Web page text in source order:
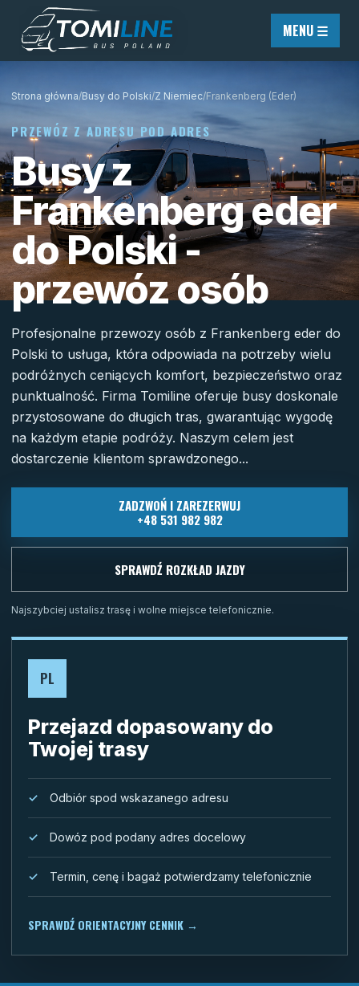
Przejdź do treści
MENU ☰
Strona główna/Busy do Polski/Z Niemiec/Frankenberg (Eder)
PRZEWÓZ Z ADRESU POD ADRES
Busy z
Frankenberg eder
do Polski -
przewóz osób
Profesjonalne przewozy osób z Frankenberg eder do
Polski to usługa, która odpowiada na potrzeby wielu
podróżnych ceniących komfort, bezpieczeństwo oraz
punktualność. Firma Tomiline oferuje busy doskonale
przystosowane do długich tras, gwarantując wygodę
na każdym etapie podróży. Naszym celem jest
dostarczenie klientom sprawdzonego...
ZADZWOŃ I ZAREZERWUJ
+48 531 982 982
SPRAWDŹ ROZKŁAD JAZDY
Najszybciej ustalisz trasę i wolne miejsce telefonicznie.
PL
Przejazd dopasowany do
Twojej trasy
Odbiór spod wskazanego adresu
Dowóz pod podany adres docelowy
Termin, cenę i bagaż potwierdzamy telefonicznie
SPRAWDŹ ORIENTACYJNY CENNIK →